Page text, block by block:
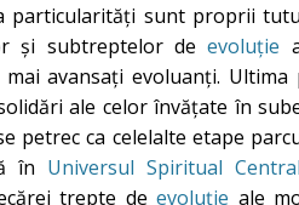
particularități sunt proprii
și subtreptelor deevoluție
avansați evoluanți.
ale celor învățate în
petrec ca celelalte etape
în Universul Spiritual Central
trepte deevoluție ale